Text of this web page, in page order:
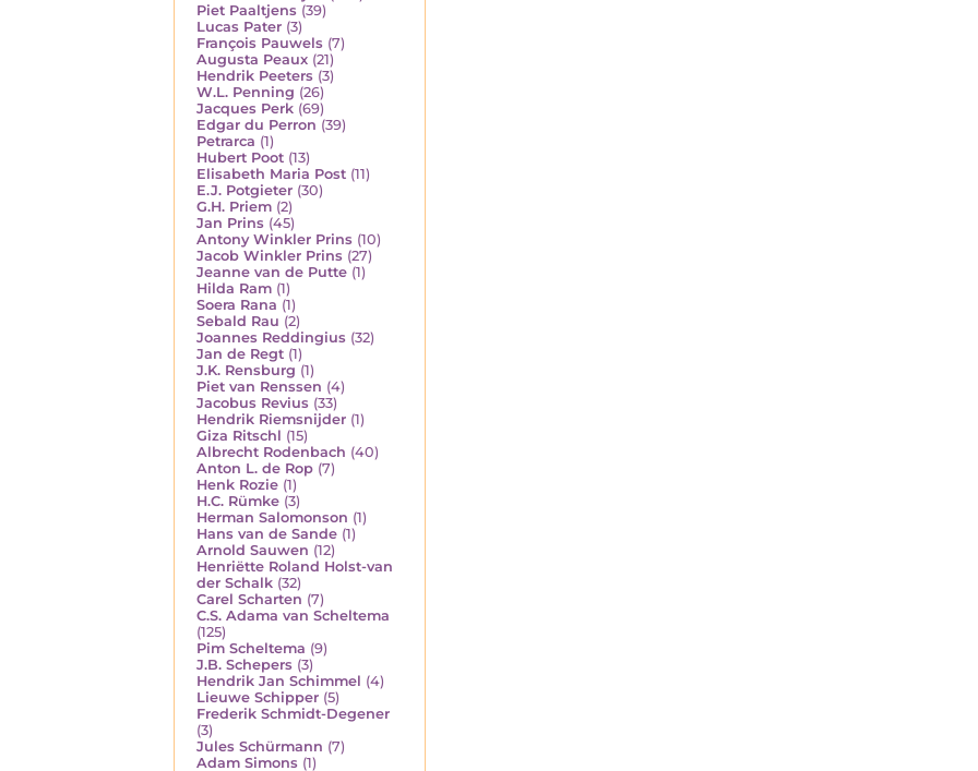
Piet Paaltjens (39)
Lucas Pater (3)
François Pauwels (7)
Augusta Peaux (21)
Hendrik Peeters (3)
W.L. Penning (26)
Jacques Perk (69)
Edgar du Perron (39)
Petrarca (1)
Hubert Poot (13)
Elisabeth Maria Post (11)
E.J. Potgieter (30)
G.H. Priem (2)
Jan Prins (45)
Antony Winkler Prins (10)
Jacob Winkler Prins (27)
Jeanne van de Putte (1)
Hilda Ram (1)
Soera Rana (1)
Sebald Rau (2)
Joannes Reddingius (32)
Jan de Regt (1)
J.K. Rensburg (1)
Piet van Renssen (4)
Jacobus Revius (33)
Hendrik Riemsnijder (1)
Giza Ritschl (15)
Albrecht Rodenbach (40)
Anton L. de Rop (7)
Henk Rozie (1)
H.C. Rümke (3)
Herman Salomonson (1)
Hans van de Sande (1)
Arnold Sauwen (12)
Henriëtte Roland Holst-van
der Schalk (32)
Carel Scharten (7)
C.S. Adama van Scheltema
(125)
Pim Scheltema (9)
J.B. Schepers (3)
Hendrik Jan Schimmel (4)
Lieuwe Schipper (5)
Frederik Schmidt-Degener
(3)
Jules Schürmann (7)
Adam Simons (1)